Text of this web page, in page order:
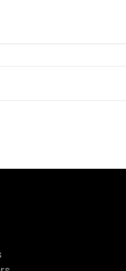
auprès